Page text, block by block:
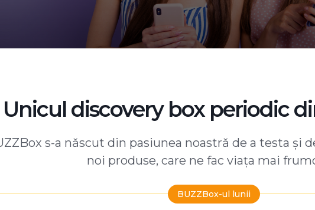
Unicul discovery box periodic
s-a născut din pasiunea noastră de a testa și
noi produse, care ne fac viața mai
BUZZBox-ul lunii